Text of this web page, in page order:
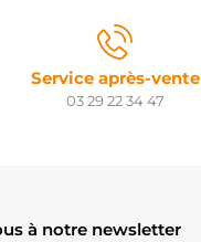
Service après-vente
03 29 22 34 47
à notre newsletter